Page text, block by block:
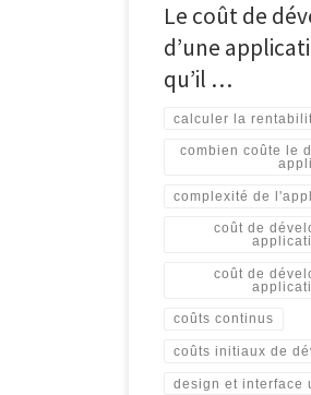
Le coût de
d’une
qu’il …
calculer la
combien coûte le
complexité de
coût de
coût de
coûts continus
coûts initiaux de
design et interface